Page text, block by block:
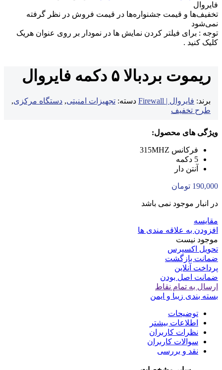
فایروال
تخفیف‌ها و قیمت جشنواره‌ها در قیمت فروش در نظر گرفته
نمی‌شود
توجه : برای فیلتر کردن نمایش ها در نمودار بر روی عنوان هریک
کلیک کنید .
ریموت بردبالا ۵ دکمه فایروال
برند: فایروال | Firewall دسته: تجهیزات امنیتی, دستگاه مرکزی,
طرح تخفیف
ویژگی های محصول:
فرکانس 315MHZ
5 دکمه
آنتن دار
190,000 تومان
در انبار موجود نمی باشد
مقایسه
افزودن به علاقه مندی ها
موجود نیست
تحویل اکسپرس
ضمانت بازگشت
پرداخت آنلاین
ضمانت اصل بودن
ارسال به تمام نقاط
بسته بندی زیبا و ایمن
توضیحات
اطلاعات بیشتر
نظرات کاربران
سوالات کاربران
نقد و بررسی